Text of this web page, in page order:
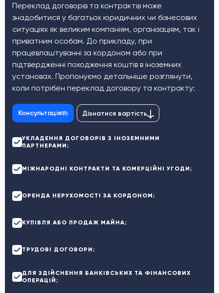
Переклад договорів та контрактів може
знадобитися у багатьох юридичних чи бізнесових
ситуаціях як великим компаніям, організаціям, так і
приватним особам. До прикладу, при
працевлаштуванні за кордоном або при
підтвердженні походження коштів в іноземних
установах. Пропонуємо детальніше розглянути,
коли потрібен переклад договору та контракту:
Консультація Дізнатися вартість
УКЛАДЕННЯ ДОГОВОРІВ З ІНОЗЕМНИМИ
ПАРТНЕРАМИ;
МІЖНАРОДНІ КОНТРАКТИ ТА КОМЕРЦІЙНІ УГОДИ;
ОРЕНДА НЕРУХОМОСТІ ЗА КОРДОНОМ;
КУПІВЛЯ АБО ПРОДАЖ МАЙНА;
ТРУДОВІ ДОГОВОРИ;
ДЛЯ ЗДІЙСНЕННЯ БАНКІВСЬКИХ ТА ФІНАНСОВИХ
ОПЕРАЦІЙ;